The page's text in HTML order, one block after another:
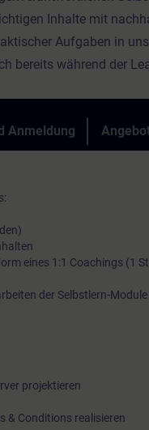
Inhalte mit
Aufgaben in
bereits während der
Anmeldung
eines 1:1 Coachings (1
der Selbstlern-
projektieren
& Conditions realisieren